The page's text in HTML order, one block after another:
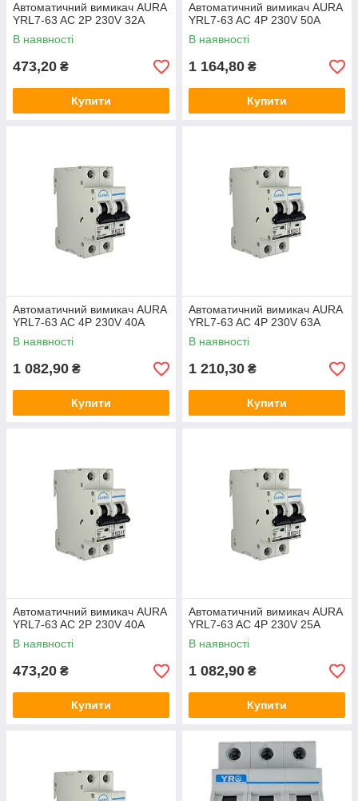
Автоматичний вимикач AURA
YRL7-63 AC 2P 230V 32A
В наявності
473,20 ₴
Купити
Автоматичний вимикач AURA
YRL7-63 AC 4P 230V 50A
В наявності
1 164,80 ₴
Купити
Автоматичний вимикач AURA
YRL7-63 AC 4P 230V 40A
В наявності
1 082,90 ₴
Купити
Автоматичний вимикач AURA
YRL7-63 AC 4P 230V 63A
В наявності
1 210,30 ₴
Купити
Автоматичний вимикач AURA
YRL7-63 AC 2P 230V 40A
В наявності
473,20 ₴
Купити
Автоматичний вимикач AURA
YRL7-63 AC 4P 230V 25A
В наявності
1 082,90 ₴
Купити